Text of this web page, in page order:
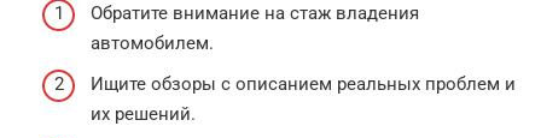
Обратите внимание на стаж владения
автомобилем.
Ищите обзоры с описанием реальных проблем и
их решений.